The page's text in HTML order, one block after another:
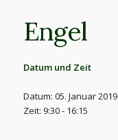
Engel
Datum und Zeit
Datum: 05. Januar 2019
Zeit: 9:30 - 16:15